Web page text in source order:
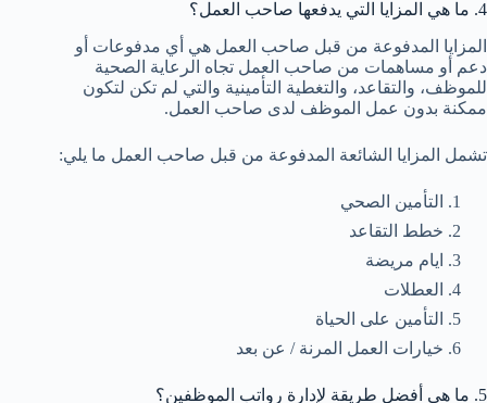
4. ما هي المزايا التي يدفعها صاحب العمل؟
المزايا المدفوعة من قبل صاحب العمل هي أي مدفوعات أو
دعم أو مساهمات من صاحب العمل تجاه الرعاية الصحية
للموظف، والتقاعد، والتغطية التأمينية والتي لم تكن لتكون
ممكنة بدون عمل الموظف لدى صاحب العمل.
تشمل المزايا الشائعة المدفوعة من قبل صاحب العمل ما يلي:
التأمين الصحي
خطط التقاعد
ايام مريضة
العطلات
التأمين على الحياة
خيارات العمل المرنة / عن بعد
5. ما هي أفضل طريقة لإدارة رواتب الموظفين؟